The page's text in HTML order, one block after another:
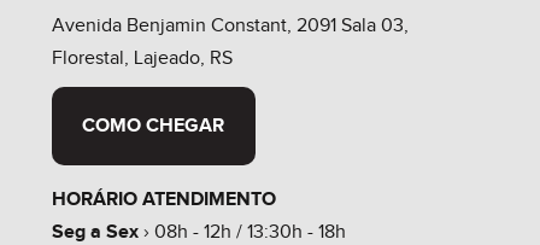
Avenida Benjamin Constant, 2091 Sala 03,
Florestal, Lajeado, RS
COMO CHEGAR
HORÁRIO ATENDIMENTO
Seg a Sex› 08h - 12h / 13:30h - 18h